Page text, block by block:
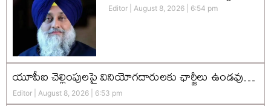
Editor August 8, 2026 6:54 pm
యూపీఐ చెల్లింపులపై వినియోగదారులకు ఛార్జీలు ఉండవు…
Editor August 8, 2026 6:53 pm